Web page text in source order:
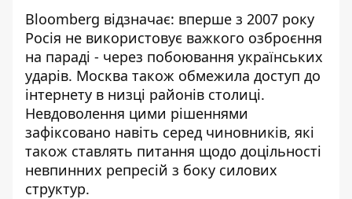
Bloomberg відзначає: вперше з 2007 року
Росія не використовує важкого озброєння
на параді - через побоювання українських
ударів. Москва також обмежила доступ до
інтернету в низці районів столиці.
Невдоволення цими рішеннями
зафіксовано навіть серед чиновників, які
також ставлять питання щодо доцільності
невпинних репресій з боку силових
структур.